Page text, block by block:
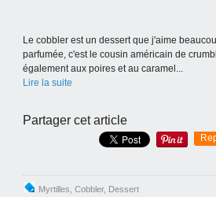
Le cobbler est un dessert que j'aime
parfumée, c'est le cousin américain de
également aux poires et au caramel...
Lire la suite
Partager cet article
Myrtilles Cobbler, Dessert